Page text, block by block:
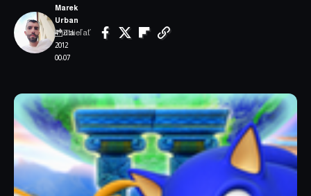
4. júla
2012
00:07
Marek
Urban
Zdieľať